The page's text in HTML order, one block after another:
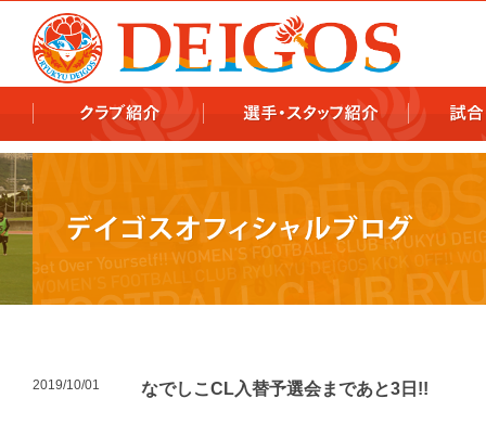
2019/10/01 なでしこCL入替予選会まであと3日!!